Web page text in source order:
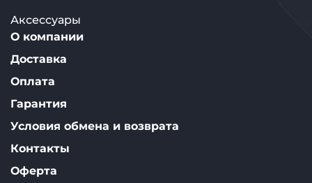
Аксессуары
О компании
Доставка
Оплата
Гарантия
Условия обмена и возврата
Контакты
Оферта